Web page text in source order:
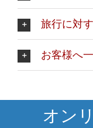
旅行に対
お客様へ
オン